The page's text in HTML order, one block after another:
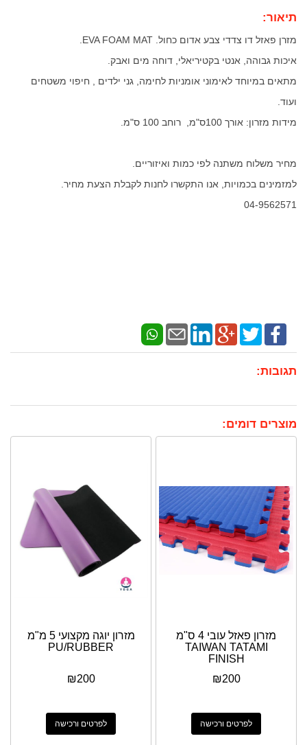
תיאור:
מזרן פאזל דו צדדי צבע אדום כחול. EVA FOAM MAT.
איכות גבוהה, אנטי בקטיריאלי, דוחה מים ואבק.
מתאים במיוחד לאימוני אומניות לחימה, גני ילדים , חיפוי משטחים
ועוד.
מידות מזרון: אורך 100ס"מ, רוחב 100 ס"מ.
מחיר משלוח משתנה לפי כמות ואיזוריים.
למזמינים בכמויות, אנו התקשרו לחנות לקבלת הצעת מחיר.
04-9562571
תגובות:
מוצרים דומים:
מזרון פאזל עובי 4 ס"מ
TAIWAN TATAMI
FINISH
₪200
לפרטים ורכישה
מזרון יוגה מקצועי 5 מ"מ
PU/RUBBER
₪200
לפרטים ורכישה